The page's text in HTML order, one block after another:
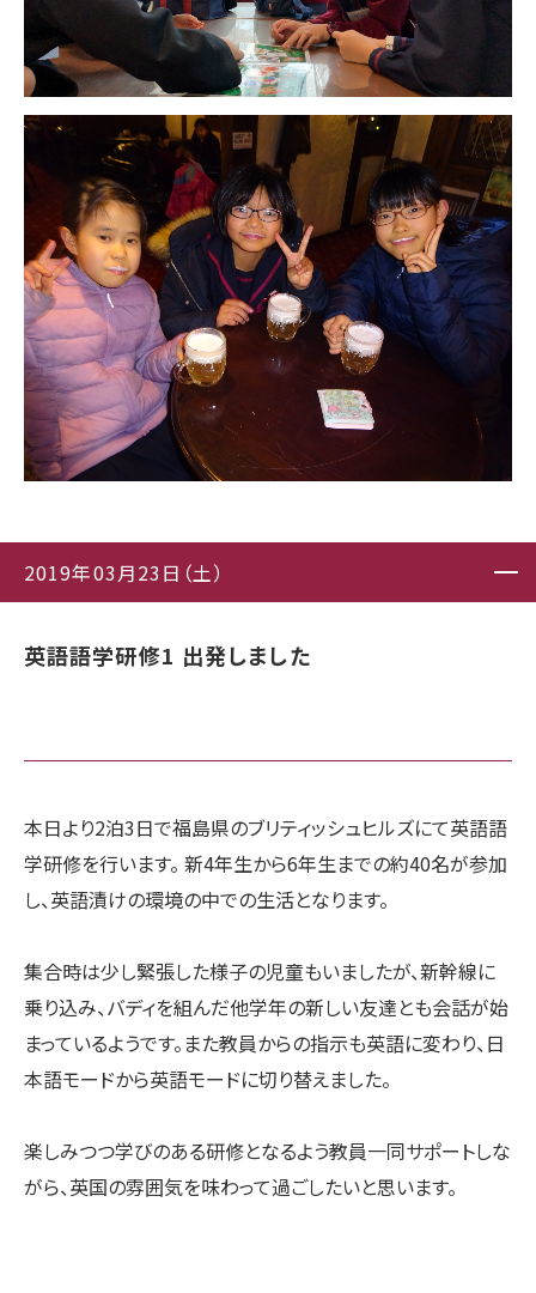
2019年03月23日（土）
英語語学研修1 出発しました
本日より2泊3日で福島県のブリティッシュヒルズにて英語語
学研修を行います。 新4年生から6年生までの約40名が参加
し、英語漬けの環境の中での生活となります。
集合時は少し緊張した様子の児童もいましたが、新幹線に
乗り込み、バディを組んだ他学年の新しい友達とも会話が始
まっているようです。また教員からの指示も英語に変わり、日
本語モードから英語モードに切り替えました。
楽しみつつ学びのある研修となるよう教員一同サポートしな
がら、英国の雰囲気を味わって過ごしたいと思います。